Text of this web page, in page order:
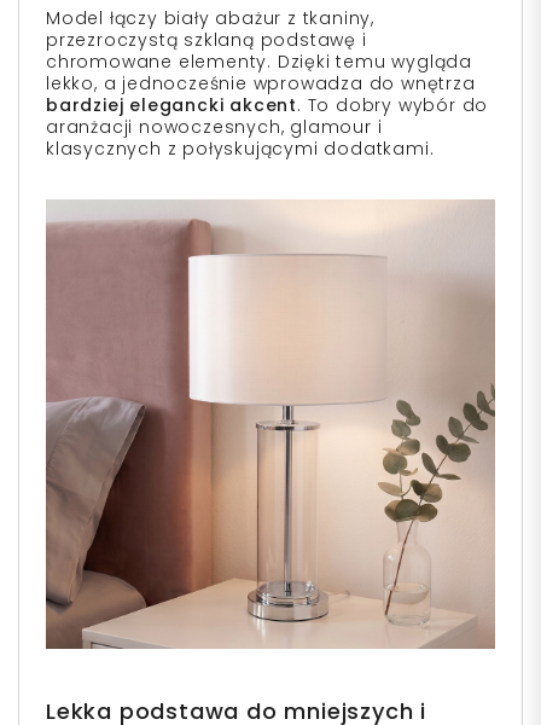
Model łączy biały abażur z tkaniny,
przezroczystą szklaną podstawę i
chromowane elementy. Dzięki temu wygląda
lekko, a jednocześnie wprowadza do wnętrza
bardziej elegancki akcent. To dobry wybór do
aranżacji nowoczesnych, glamour i
klasycznych z połyskującymi dodatkami.
Lekka podstawa do mniejszych i